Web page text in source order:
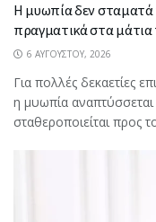
Η μυωπία δεν σταματά
πραγματικά στα μάτια
6 ΑΥΓΟΎΣΤΟΥ, 2026
Για πολλές δεκαετίες
η μυωπία αναπτύσσεται
σταθεροποιείται προς